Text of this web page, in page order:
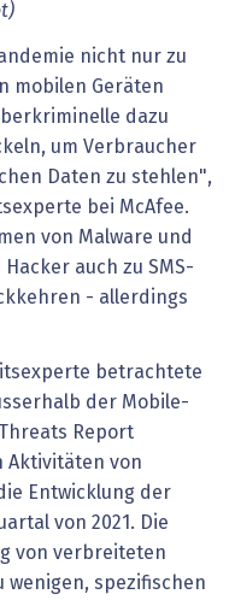
nicht nur zu
mobilen Geräten
dazu
um Verbraucher
Daten zu stehlen",
bei McAfee.
von Malware und
auch zu SMS-
- allerdings
betrachtete
der Mobile-
Report
Aktivitäten von
Entwicklung der
von 2021. Die
von verbreiteten
wenigen, spezifischen